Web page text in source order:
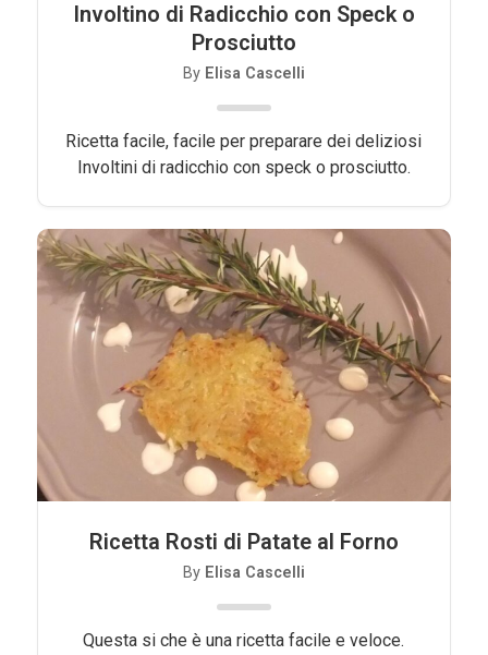
Involtino di Radicchio con Speck o
Prosciutto
By Elisa Cascelli
Ricetta facile, facile per preparare dei deliziosi
Involtini di radicchio con speck o prosciutto.
Ricetta Rosti di Patate al Forno
By Elisa Cascelli
Questa si che è una ricetta facile e veloce.